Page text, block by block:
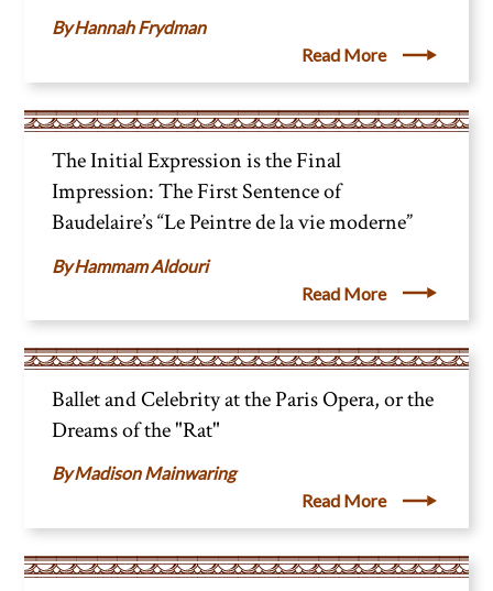
Hannah Frydman
Read More
The Initial Expression is the Final
Impression: The First Sentence of
Baudelaire’s “Le Peintre de la vie moderne”
Hammam Aldouri
Read More
Ballet and Celebrity at the Paris Opera, or the
Dreams of the "Rat"
Madison Mainwaring
Read More